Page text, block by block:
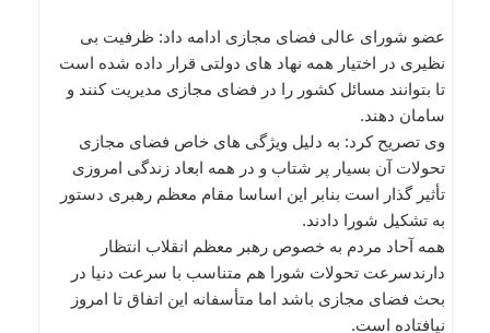
عضو شورای عالی فضای مجازی ادامه داد: ظرفیت بی
نظیری در اختیار همه نهاد های دولتی قرار داده شده است
تا بتوانند مسائل کشور را در فضای مجازی مدیریت کنند و
سامان دهند.
وی تصریح کرد: به دلیل ویژگی های خاص فضای مجازی
تحولات آن بسیار پر شتاب و در همه ابعاد زندگی امروزی
تأثیر گذار است بنابر این اساسا مقام معظم رهبری دستور
به تشکیل شورا دادند.
همه آحاد مردم به خصوص رهبر معظم انقلاب انتظار
دارندسرعت تحولات شورا هم متناسب با سرعت دنیا در
بحث فضای مجازی باشد اما متأسفانه این اتفاق تا امروز
نیافتاده است.